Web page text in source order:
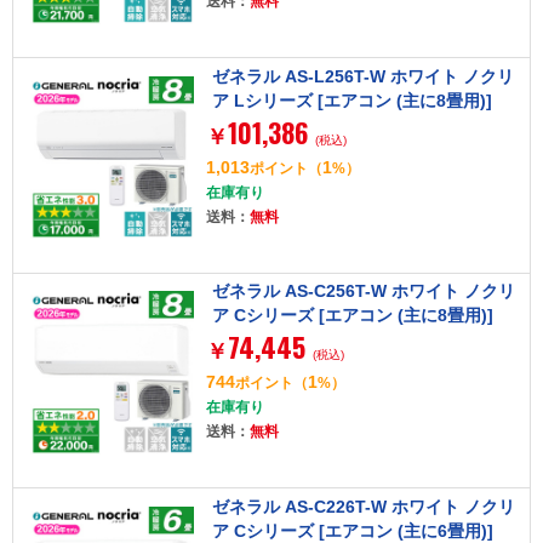
ゼネラル AS-L256T-W ホワイト ノクリ
ア Lシリーズ [エアコン (主に8畳用)]
￥101,386 (税込)
1,013ポイント （1%）
在庫有り
送料： 無料
ゼネラル AS-C256T-W ホワイト ノクリ
ア Cシリーズ [エアコン (主に8畳用)]
￥ 74,445 (税込)
744ポイント （1%）
在庫有り
送料： 無料
ゼネラル AS-C226T-W ホワイト ノクリ
ア Cシリーズ [エアコン (主に6畳用)]